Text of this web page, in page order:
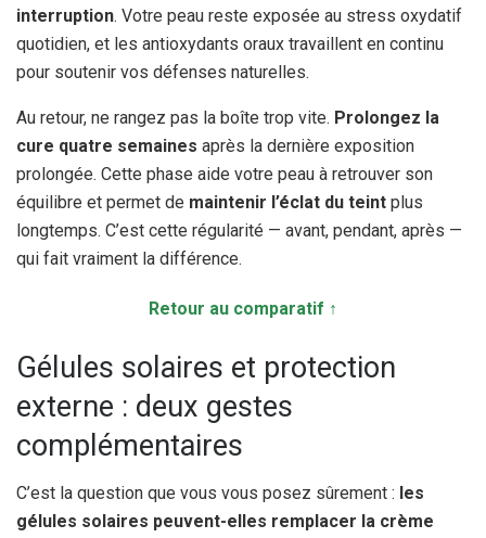
interruption. Votre peau reste exposée au stress oxydatif
quotidien, et les antioxydants oraux travaillent en continu
pour soutenir vos défenses naturelles.
Au retour, ne rangez pas la boîte trop vite. Prolongez la
cure quatre semaines après la dernière exposition
prolongée. Cette phase aide votre peau à retrouver son
équilibre et permet de maintenir l’éclat du teint plus
longtemps. C’est cette régularité — avant, pendant, après —
qui fait vraiment la différence.
Retour au comparatif ↑
Gélules solaires et protection
externe : deux gestes
complémentaires
C’est la question que vous vous posez sûrement : les
gélules solaires peuvent-elles remplacer la crème